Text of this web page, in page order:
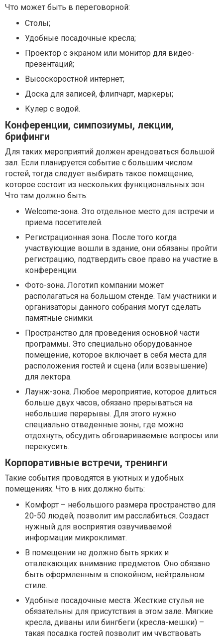
Что может быть в переговорной:
Столы;
Удобные посадочные кресла;
Проектор с экраном или монитор для видео-
презентаций;
Высоскоростной интернет;
Доска для записей, флипчарт, маркеры;
Кулер с водой.
Конференции, симпозиумы, лекции,
брифинги
Для таких мероприятий должен арендоваться большой
зал. Если планируется событие с большим числом
гостей, тогда следует выбирать такое помещение,
которое состоит из нескольких функциональных зон.
Что там должно быть:
Welcome-зона. Это отдельное место для встречи и
приема посетителей.
Регистрационная зона. После того когда
участвующие вошли в здание, они обязаны пройти
регистрацию, подтвердить свое право на участие в
конференции.
Фото-зона. Логотип компании может
располагаться на большом стенде. Там участники и
организаторы данного собрания могут сделать
памятные снимки.
Пространство для проведения основной части
программы. Это специально оборудованное
помещение, которое включает в себя места для
расположения гостей и сцена (или возвышение)
для лектора.
Лаунж-зона. Любое мероприятие, которое длиться
больше двух часов, обязано прерываться на
небольшие перерывы. Для этого нужно
специально отведенные зоны, где можно
отдохнуть, обсудить обговариваемые вопросы или
перекусить.
Корпоративные встречи, тренинги
Такие события проводятся в уютных и удобных
помещениях. Что в них должно быть:
Комфорт – небольшого размера пространство для
20-50 людей, позволит им расслабиться. Создаст
нужный для восприятия озвучиваемой
информации микроклимат.
В помещении не должно быть ярких и
отвлекающих внимание предметов. Оно обязано
быть оформленным в спокойном, нейтральном
стиле.
Удобные посадочные места. Жесткие стулья не
обязательны для присутствия в этом зале. Мягкие
кресла, диваны или бингбеги (кресла-мешки) –
такая посадка гостей позволит им чувствовать